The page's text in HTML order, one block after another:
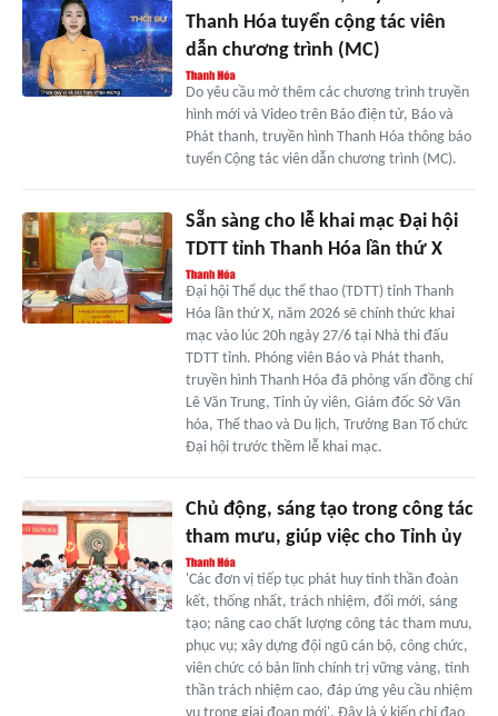
Thanh Hóa tuyển cộng tác viên
dẫn chương trình (MC)
Do yêu cầu mở thêm các chương trình truyền
hình mới và Video trên Báo điện tử, Báo và
Phát thanh, truyền hình Thanh Hóa thông báo
tuyển Cộng tác viên dẫn chương trình (MC).
Sẵn sàng cho lễ khai mạc Đại hội
TDTT tỉnh Thanh Hóa lần thứ X
Đại hội Thể dục thể thao (TDTT) tỉnh Thanh
Hóa lần thứ X, năm 2026 sẽ chính thức khai
mạc vào lúc 20h ngày 27/6 tại Nhà thi đấu
TDTT tỉnh. Phóng viên Báo và Phát thanh,
truyền hình Thanh Hóa đã phỏng vấn đồng chí
Lê Văn Trung, Tỉnh ủy viên, Giám đốc Sở Văn
hóa, Thể thao và Du lịch, Trưởng Ban Tổ chức
Đại hội trước thềm lễ khai mạc.
Chủ động, sáng tạo trong công tác
tham mưu, giúp việc cho Tỉnh ủy
'Các đơn vị tiếp tục phát huy tinh thần đoàn
kết, thống nhất, trách nhiệm, đổi mới, sáng
tạo; nâng cao chất lượng công tác tham mưu,
phục vụ; xây dựng đội ngũ cán bộ, công chức,
viên chức có bản lĩnh chính trị vững vàng, tinh
thần trách nhiệm cao, đáp ứng yêu cầu nhiệm
vụ trong giai đoạn mới'. Đây là ý kiến chỉ đạo